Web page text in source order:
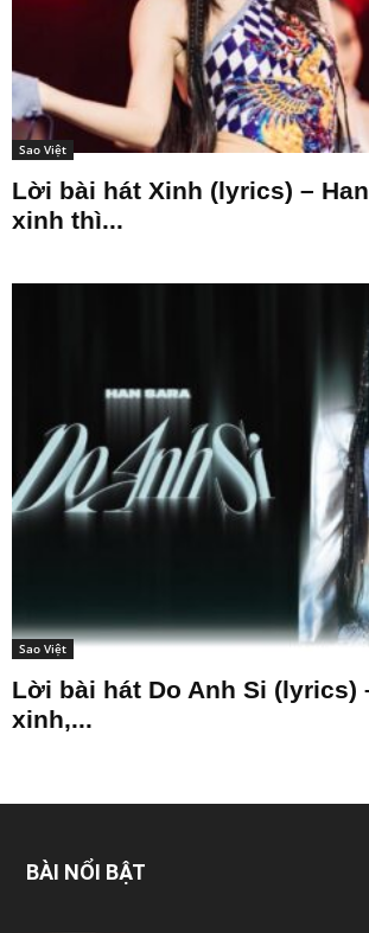
Sao Việt
Lời bài hát Xinh (lyrics) –
xinh thì...
Sao Việt
Lời bài hát Do Anh Si (lyrics)
xinh,...
BÀI NỔI BẬT